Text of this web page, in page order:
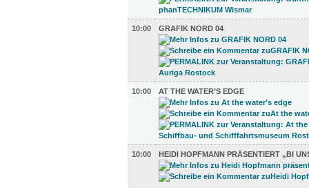
10:00 GRAFIK NORD 04
10:00 AT THE WATER’S EDGE
10:00 HEIDI HOPFMANN PRÄSENTIERT „BI